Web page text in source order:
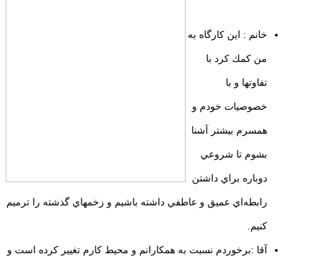
خانم : اين كارگاه به
من كمك كرد با
تفاوتها و با
خصوصيات خودم و
همسرم بيشتر آشنا
بشوم تا شروعي
دوباره براي داشتن
رابطه‌اي عميق و عاطفي داشته باشيم و زخمهاي گذشته را ترميم
كنيم.
آقا :برخوردم نسبت به همكارانم و محيط كارم تغيير كرده است و